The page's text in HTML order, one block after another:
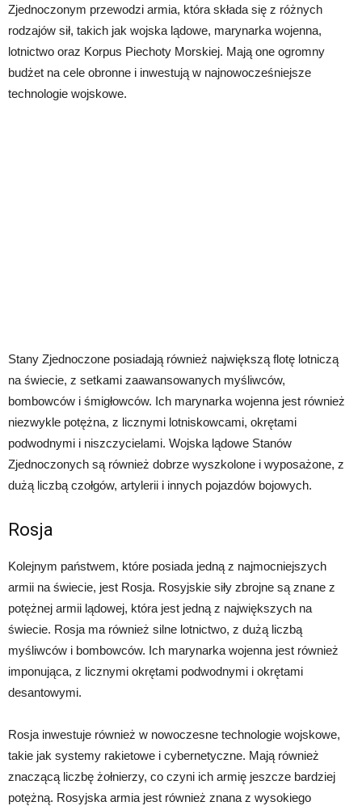
Zjednoczonym przewodzi armia, która składa się z różnych
rodzajów sił, takich jak wojska lądowe, marynarka wojenna,
lotnictwo oraz Korpus Piechoty Morskiej. Mają one ogromny
budżet na cele obronne i inwestują w najnowocześniejsze
technologie wojskowe.
Stany Zjednoczone posiadają również największą flotę lotniczą
na świecie, z setkami zaawansowanych myśliwców,
bombowców i śmigłowców. Ich marynarka wojenna jest również
niezwykle potężna, z licznymi lotniskowcami, okrętami
podwodnymi i niszczycielami. Wojska lądowe Stanów
Zjednoczonych są również dobrze wyszkolone i wyposażone, z
dużą liczbą czołgów, artylerii i innych pojazdów bojowych.
Rosja
Kolejnym państwem, które posiada jedną z najmocniejszych
armii na świecie, jest Rosja. Rosyjskie siły zbrojne są znane z
potężnej armii lądowej, która jest jedną z największych na
świecie. Rosja ma również silne lotnictwo, z dużą liczbą
myśliwców i bombowców. Ich marynarka wojenna jest również
imponująca, z licznymi okrętami podwodnymi i okrętami
desantowymi.
Rosja inwestuje również w nowoczesne technologie wojskowe,
takie jak systemy rakietowe i cybernetyczne. Mają również
znaczącą liczbę żołnierzy, co czyni ich armię jeszcze bardziej
potężną. Rosyjska armia jest również znana z wysokiego